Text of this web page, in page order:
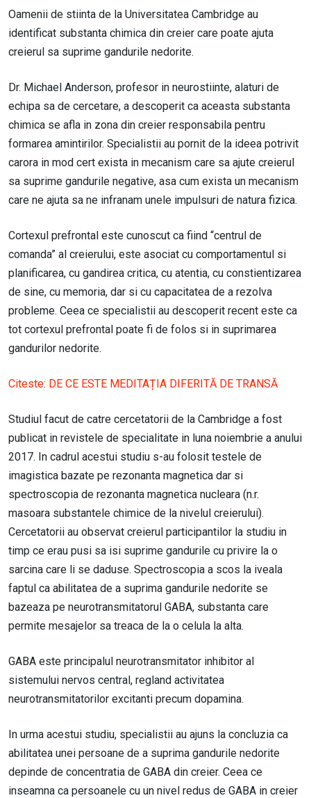
Oamenii de stiinta de la Universitatea Cambridge au
identificat substanta chimica din creier care poate ajuta
creierul sa suprime gandurile nedorite.
Dr. Michael Anderson, profesor in neurostiinte, alaturi de
echipa sa de cercetare, a descoperit ca aceasta substanta
chimica se afla in zona din creier responsabila pentru
formarea amintirilor. Specialistii au pornit de la ideea potrivit
carora in mod cert exista in mecanism care sa ajute creierul
sa suprime gandurile negative, asa cum exista un mecanism
care ne ajuta sa ne infranam unele impulsuri de natura fizica.
Cortexul prefrontal este cunoscut ca fiind “centrul de
comanda” al creierului, este asociat cu comportamentul si
planificarea, cu gandirea critica, cu atentia, cu constientizarea
de sine, cu memoria, dar si cu capacitatea de a rezolva
probleme. Ceea ce specialistii au descoperit recent este ca
tot cortexul prefrontal poate fi de folos si in suprimarea
gandurilor nedorite.
Citeste: DE CE ESTE MEDITAȚIA DIFERITĂ DE TRANSĂ
Studiul facut de catre cercetatorii de la Cambridge a fost
publicat in revistele de specialitate in luna noiembrie a anului
2017. In cadrul acestui studiu s-au folosit testele de
imagistica bazate pe rezonanta magnetica dar si
spectroscopia de rezonanta magnetica nucleara (n.r.
masoara substantele chimice de la nivelul creierului).
Cercetatorii au observat creierul participantilor la studiu in
timp ce erau pusi sa isi suprime gandurile cu privire la o
sarcina care li se daduse. Spectroscopia a scos la iveala
faptul ca abilitatea de a suprima gandurile nedorite se
bazeaza pe neurotransmitatorul GABA, substanta care
permite mesajelor sa treaca de la o celula la alta.
GABA este principalul neurotransmitator inhibitor al
sistemului nervos central, regland activitatea
neurotransmitatorilor excitanti precum dopamina.
In urma acestui studiu, specialistii au ajuns la concluzia ca
abilitatea unei persoane de a suprima gandurile nedorite
depinde de concentratia de GABA din creier. Ceea ce
inseamna ca persoanele cu un nivel redus de GABA in creier